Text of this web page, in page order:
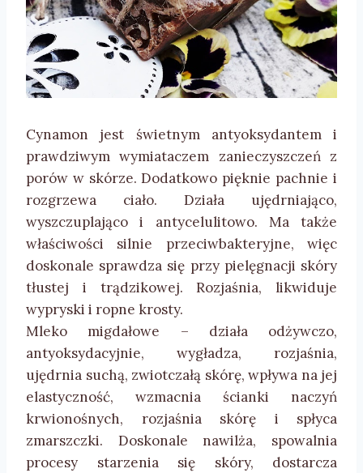
Cynamon jest świetnym antyoksydantem i
prawdziwym wymiataczem zanieczyszczeń z
porów w skórze. Dodatkowo pięknie pachnie i
rozgrzewa ciało. Działa ujędrniająco,
wyszczuplająco i antycelulitowo. Ma także
właściwości silnie przeciwbakteryjne, więc
doskonale sprawdza się przy pielęgnacji skóry
tłustej i trądzikowej. Rozjaśnia, likwiduje
wypryski i ropne krosty.
Mleko migdałowe – działa odżywczo,
antyoksydacyjnie, wygładza, rozjaśnia,
ujędrnia suchą, zwiotczałą skórę, wpływa na jej
elastyczność, wzmacnia ścianki naczyń
krwionośnych, rozjaśnia skórę i spłyca
zmarszczki. Doskonale nawilża, spowalnia
procesy starzenia się skóry, dostarcza